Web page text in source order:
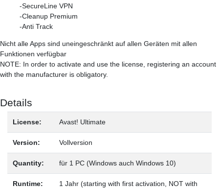
-SecureLine VPN
-Cleanup Premium
-Anti Track
Nicht alle Apps sind uneingeschränkt auf allen Geräten mit allen
Funktionen verfügbar
NOTE: In order to activate and use the license, registering an account
with the manufacturer is obligatory.
Details
License: Avast! Ultimate
Version: Vollversion
Quantity: für 1 PC (Windows auch Windows 10)
Runtime:
1 Jahr (starting with first activation, NOT with